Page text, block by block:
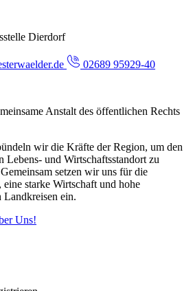
Dierdorf
02689 95929-40
Anstalt des öffentlichen Rechts
wir die Kräfte der Region, um den
Lebens- und Wirtschaftsstandort zu
setzen wir uns für die
starke Wirtschaft und hohe
Landkreisen ein.
Uns!